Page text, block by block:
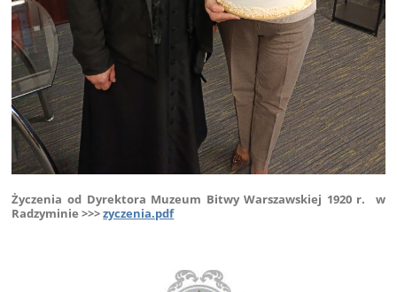
Życzenia od Dyrektora Muzeum Bitwy Warszawskiej 1920 r. w
Radzyminie >>>zyczenia.pdf